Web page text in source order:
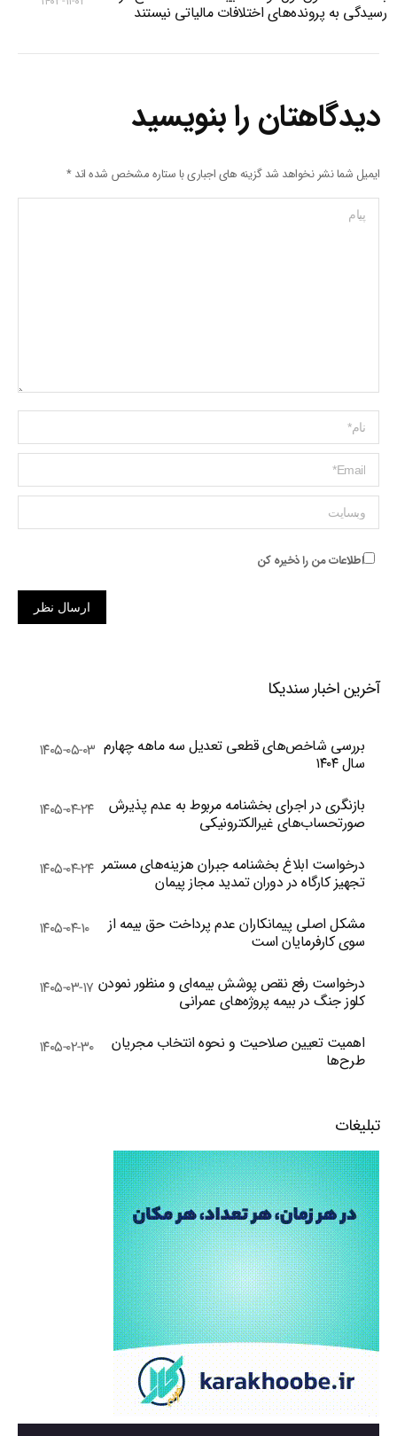
رسیدگی به پرونده‌های اختلافات مالیاتی نیستند
دیدگاهتان را بنویسید
ایمیل شما نشر نخواهد شد گزینه های اجباری با ستاره مشخص شده اند*
پیام
Name *
ایمیل *
وبسایت
اطلاعات من را ذخیره کن
ارسال نظر
آخرین اخبار سندیکا
بررسی شاخص‌های قطعی تعدیل سه ماهه چهارم
سال ۱۴۰۴
۱۴۰۵-۰۵-۰۳
بازنگری در اجرای بخشنامه مربوط به عدم پذیرش
صورتحساب‌های غیرالکترونیکی
۱۴۰۵-۰۴-۲۴
درخواست ابلاغ بخشنامه جبران هزینه‌های مستمر
تجهیز کارگاه در دوران تمدید مجاز پیمان
۱۴۰۵-۰۴-۲۴
مشکل اصلی پیمانکاران عدم پرداخت حق بیمه از
سوی کارفرمایان است
۱۴۰۵-۰۴-۱۰
درخواست رفع نقص پوشش بیمه‌ای و منظور نمودن
کلوز جنگ در بیمه پروژه‌های عمرانی
۱۴۰۵-۰۳-۱۷
اهمیت تعیین صلاحیت و نحوه انتخاب مجریان
طرح‌ها
۱۴۰۵-۰۲-۳۰
تبلیغات